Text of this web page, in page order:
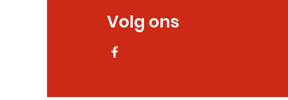
Volg ons